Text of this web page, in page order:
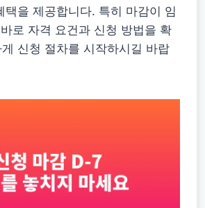
택을 제공합니다. 특히 마감이 임
로 자격 요건과 신청 방법을 확
신청 절차를 시작하시길 바랍